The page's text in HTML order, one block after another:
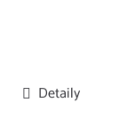
Detaily